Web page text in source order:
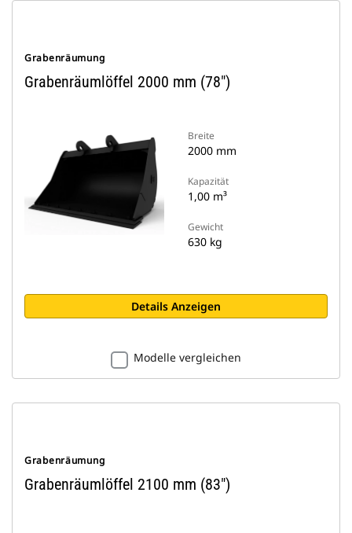
Grabenräumung
Grabenräumlöffel 2000 mm (78")
Breite
2000 mm
Kapazität
1,00 m³
Gewicht
630 kg
Details Anzeigen
Modelle vergleichen
Grabenräumung
Grabenräumlöffel 2100 mm (83")